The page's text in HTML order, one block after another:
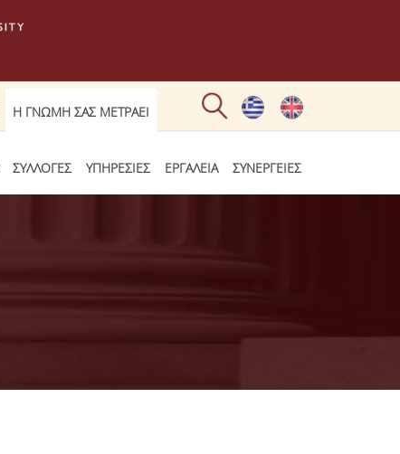
Η ΓΝΩΜΗ ΣΑΣ ΜΕΤΡΑΕΙ
ΣΥΛΛΟΓΕΣ ΥΠΗΡΕΣΙΕΣ ΕΡΓΑΛΕΙΑ ΣΥΝΕΡΓΕΙΕΣ